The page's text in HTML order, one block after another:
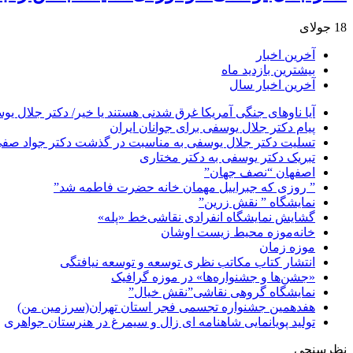
18 جولای
آخرین اخبار
بیشترین بازدید ماه
آخرین اخبار سال
آیا ناوهای جنگی آمریکا غرق شدنی هستند یا خیر/ دکتر جلال
پیام دکتر جلال یوسفی برای جوانان ایران
تسلیت دکتر جلال یوسفی به مناسبت در گذشت دکتر جواد صفی
تبریک دکتر یوسفی به دکتر مختاری
اصفهان “نصف جهان”
” روزی که جبراییل مهمان خانه حضرت فاطمه شد”
نمایشگاه ” نقش زرین”
گشایش نمایشگاه انفرادی نقاشی‌خط «پله»
خانه‌موزه محیط‌ زیست اوشان
موزه زمان
انتشار کتاب مکاتب نظری توسعه و توسعه نیافتگی
«جشن‌ها و جشنواره‌ها» در موزه گرافیک
نمایشگاه گروهی نقاشی”نقش خیال”
هفدهمین جشنواره تجسمی فجر استان تهران(سرزمین من)
تولید پویانمایی شاهنامه ای زال و سیمرغ در هنرستان جواهری
نظرسنجی